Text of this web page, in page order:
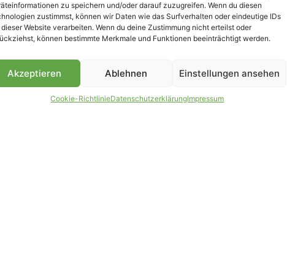
zu speichern und/oder darauf zuzugreifen. Wenn du diesen
zustimmst, können wir Daten wie das Surfverhalten oder eindeutige IDs
Website verarbeiten. Wenn du deine Zustimmung nicht erteilst oder
können bestimmte Merkmale und Funktionen beeinträchtigt werden.
Akzeptieren Ablehnen Einstellungen ansehen
Cookie-RichtlinieDatenschutzerklärungImpressum